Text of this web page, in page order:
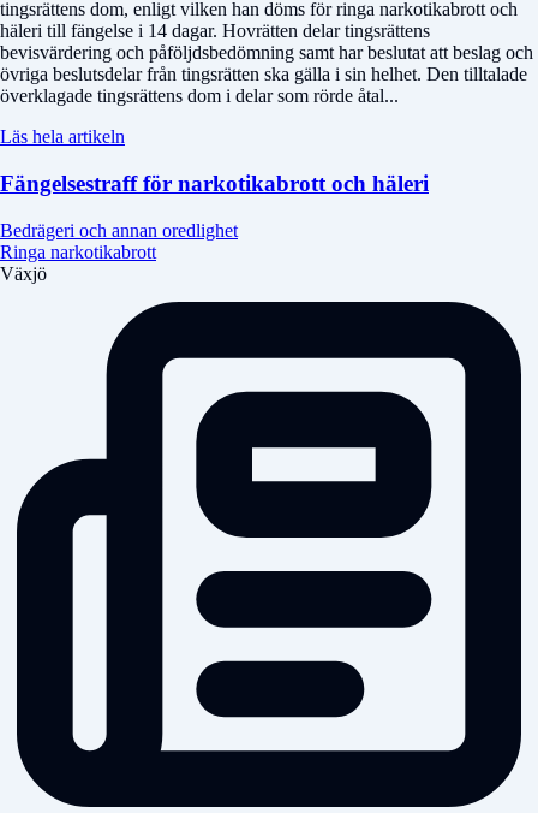
tingsrättens dom, enligt vilken han döms för ringa narkotikabrott och
häleri till fängelse i 14 dagar. Hovrätten delar tingsrättens
bevisvärdering och påföljdsbedömning samt har beslutat att beslag och
övriga beslutsdelar från tingsrätten ska gälla i sin helhet. Den tilltalade
överklagade tingsrättens dom i delar som rörde åtal...
Läs hela artikeln
Fängelsestraff för narkotikabrott och häleri
Bedrägeri och annan oredlighet
Ringa narkotikabrott
Växjö